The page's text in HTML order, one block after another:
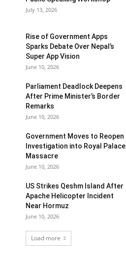
July 13, 2026
Rise of Government Apps
Sparks Debate Over Nepal’s
Super App Vision
June 10, 2026
Parliament Deadlock Deepens
After Prime Minister’s Border
Remarks
June 10, 2026
Government Moves to Reopen
Investigation into Royal Palace
Massacre
June 10, 2026
US Strikes Qeshm Island After
Apache Helicopter Incident
Near Hormuz
June 10, 2026
Load more